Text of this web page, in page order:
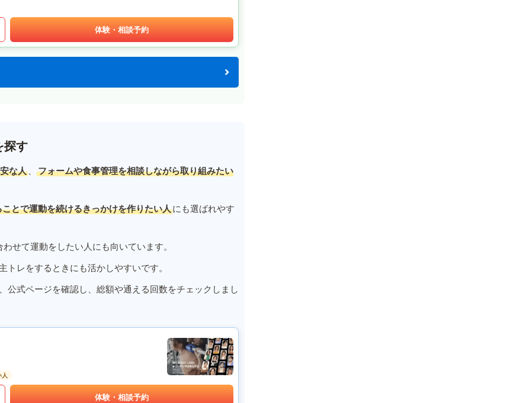
体験・相談予約
探す
な人 、
フォームや食事管理を相談しながら取り組みたい
とで運動を続けるきっかけを作りたい人にも選ばれやす
せて運動をしたい人にも向いています。
レをするときにも活かしやすいです。
式ページを確認し、総額や通える回数をチェックしまし
人
体験・相談予約